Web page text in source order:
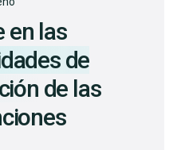
en las
de
de las